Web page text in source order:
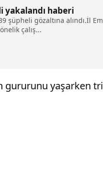
yakalandı haberi
şüpheli gözaltına alındı.İl
çalış...
yaşarken